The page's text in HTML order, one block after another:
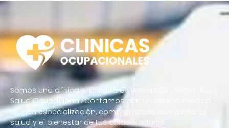
Somos una clínica enfocada en Prevención, Seguridad y
Salud Ocupacional. Contamos con un equipo médico
de alta especialización, comprometido con cuidar la
salud y el bienestar de tus colaboradores.